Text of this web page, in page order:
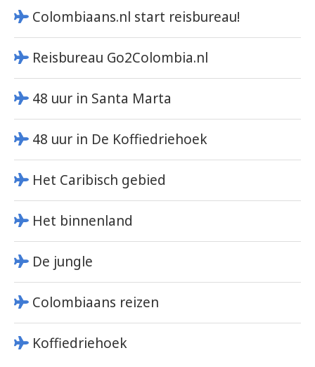
Colombiaans.nl start reisbureau!
Reisbureau Go2Colombia.nl
48 uur in Santa Marta
48 uur in De Koffiedriehoek
Het Caribisch gebied
Het binnenland
De jungle
Colombiaans reizen
Koffiedriehoek